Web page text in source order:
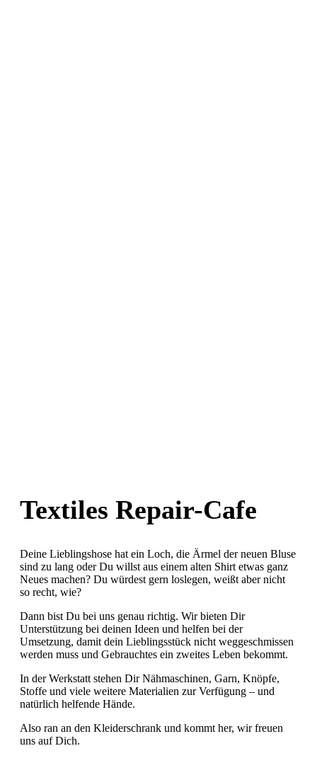
Textiles Repair-Cafe
Deine Lieblingshose hat ein Loch, die Ärmel der neuen Bluse
sind zu lang oder Du willst aus einem alten Shirt etwas ganz
Neues machen? Du würdest gern loslegen, weißt aber nicht
so recht, wie?
Dann bist Du bei uns genau richtig. Wir bieten Dir
Unterstützung bei deinen Ideen und helfen bei der
Umsetzung, damit dein Lieblingsstück nicht weggeschmissen
werden muss und Gebrauchtes ein zweites Leben bekommt.
In der Werkstatt stehen Dir Nähmaschinen, Garn, Knöpfe,
Stoffe und viele weitere Materialien zur Verfügung – und
natürlich helfende Hände.
Also ran an den Kleiderschrank und kommt her, wir freuen
uns auf Dich.